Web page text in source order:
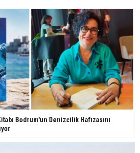
Bodrum'un Denizcilik Hafızasını